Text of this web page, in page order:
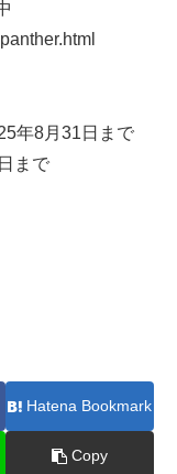
年8月31日まで
まで
Hatena Bookmark
Copy